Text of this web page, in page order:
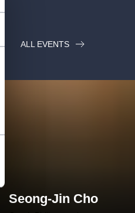
ALL EVENTS
Seong-Jin Cho